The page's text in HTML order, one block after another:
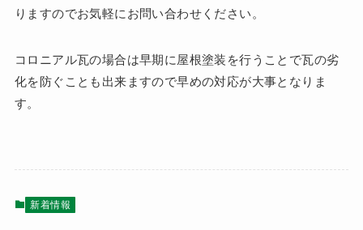
りますのでお気軽にお問い合わせください。
コロニアル瓦の場合は早期に屋根塗装を行うことで瓦の劣
化を防ぐことも出来ますので早めの対応が大事となりま
す。
新着情報